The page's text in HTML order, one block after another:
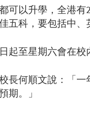
可以升學，全港
五科，要包括中、
起至星期六會在校
長何順文說：「
期。」